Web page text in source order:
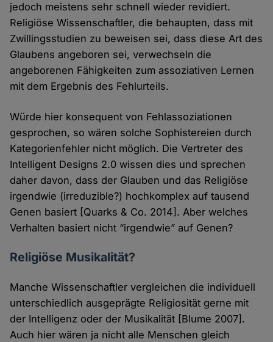
jedoch meistens sehr schnell wieder revidiert.
Religiöse Wissenschaftler, die behaupten, dass mit
Zwillingsstudien zu beweisen sei, dass diese Art des
Glaubens angeboren sei, verwechseln die
angeborenen Fähigkeiten zum assoziativen Lernen
mit dem Ergebnis des Fehlurteils.
Würde hier konsequent von Fehlassoziationen
gesprochen, so wären solche Sophistereien durch
Kategorienfehler nicht möglich. Die Vertreter des
Intelligent Designs 2.0 wissen dies und sprechen
daher davon, dass der Glauben und das Religiöse
irgendwie (irreduzible?) hochkomplex auf tausend
Genen basiert [Quarks & Co. 2014]. Aber welches
Verhalten basiert nicht “irgendwie” auf Genen?
Religiöse Musikalität?
Manche Wissenschaftler vergleichen die individuell
unterschiedlich ausgeprägte Religiosität gerne mit
der Intelligenz oder der Musikalität [Blume 2007].
Auch hier wären ja nicht alle Menschen gleich